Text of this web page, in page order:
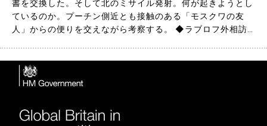
書を交換した。そして北のミサイル発射。何が起きようとし
ているのか。プーチン側近とも接触のある「モスクワの友
人」からの便りを交えながら考察する。 ◆ラブロフ外相訪
治区桂林で、モスクワからやってきたロシアのラブロフ外相
を迎えた。 中国……